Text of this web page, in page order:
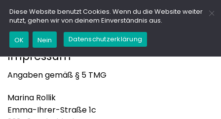
Inhalt
springen
Impressum
Angaben gemäß § 5 TMG
Marina Rollik
Emma-Ihrer-Straße 1c
Diese Website benutzt Cookies. Wenn du die Website weiter
nutzt, gehen wir von deinem Einverständnis aus.
OK Nein Datenschutzerklärung